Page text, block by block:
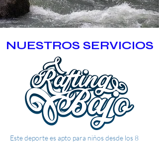
NUESTROS SERVICIOS
Este deporte es apto para niños desde los 8